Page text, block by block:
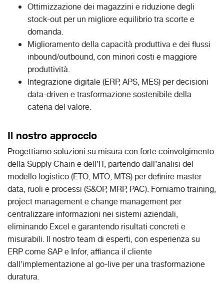
Ottimizzazione dei magazzini e riduzione degli
stock-out per un migliore equilibrio tra scorte e
domanda.​
Miglioramento della capacità produttiva e dei flussi
inbound/outbound, con minori costi e maggiore
produttività.
Integrazione digitale (ERP, APS, MES) per decisioni
data-driven e trasformazione sostenibile della
catena del valore.
Il nostro approccio
Progettiamo soluzioni su misura con forte coinvolgimento
della Supply Chain e dell’IT, partendo dall’analisi del
modello logistico (ETO, MTO, MTS) per definire master
data, ruoli e processi (S&OP, MRP, PAC). Forniamo training,
project management e change management per
centralizzare informazioni nei sistemi aziendali,
eliminando Excel e garantendo risultati concreti e
misurabili. Il nostro team di esperti, con esperienza su
ERP come SAP e Infor, affianca il cliente
dall’implementazione al go-live per una trasformazione
duratura.